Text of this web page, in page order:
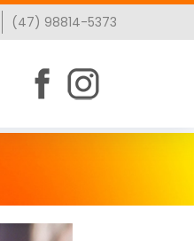
(47) 98814-5373